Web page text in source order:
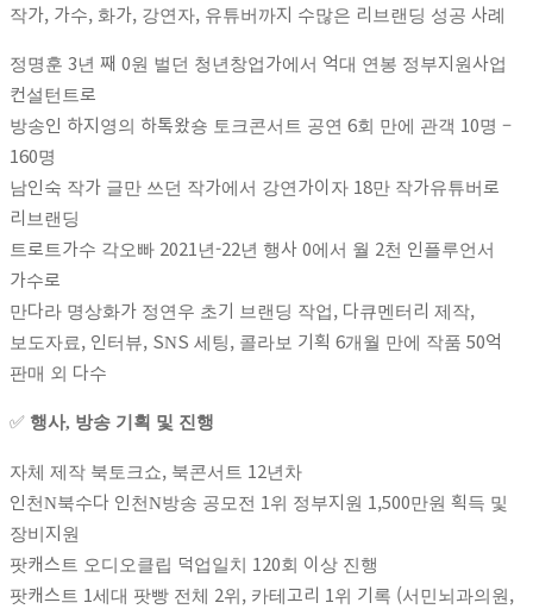
작가, 가수, 화가, 강연자, 유튜버까지 수많은 리브랜딩 성공 사례
정명훈 3년 째 0원 벌던 청년창업가에서 억대 연봉 정부지원사업
컨설턴트로
방송인 하지영의 하톡왔숑 토크콘서트 공연 6회 만에 관객 10명 –
160명
남인숙 작가 글만 쓰던 작가에서 강연가이자 18만 작가유튜버로
리브랜딩
트로트가수 각오빠 2021년-22년 행사 0에서 월 2천 인플루언서
가수로
만다라 명상화가 정연우 초기 브랜딩 작업, 다큐멘터리 제작,
보도자료, 인터뷰, SNS 세팅, 콜라보 기획 6개월 만에 작품 50억
판매 외 다수
✅ 행사, 방송 기획 및 진행
자체 제작 북토크쇼, 북콘서트 12년차
인천N북수다 인천N방송 공모전 1위 정부지원 1,500만원 획득 및
장비지원
팟캐스트 오디오클립 덕업일치 120회 이상 진행
팟캐스트 1세대 팟빵 전체 2위, 카테고리 1위 기록 (서민뇌과의원,